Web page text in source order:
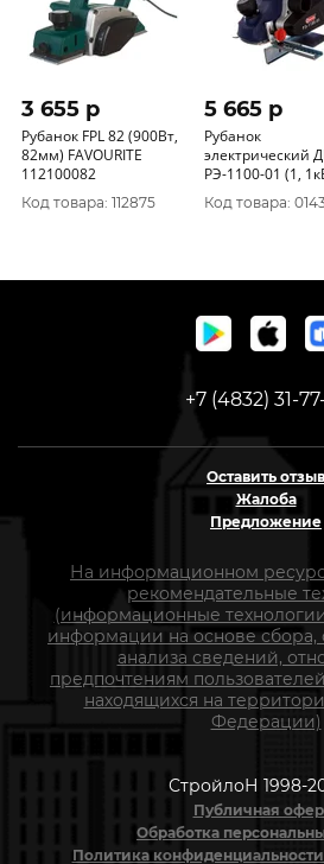
3 655 p
Рубанок FPL 82 (900Вт,
82мм) FAVOURITE
112100082
Код товара: 112875
5 665 p
Рубанок
электрический
РЭ-1100-01 (1,
шир/глуб
82/3мм, двиг
Код товара:
+7 (4832) 31-
Оставить отзыв
Жалоба
Предложение
На информационном
рекомендательные
(информационные
информации на основе сбора,
анализа сведений,
предпочтениям
находящихся на
Федерации)
СтройлоН 1998-
Публичная
Обработка
Политика